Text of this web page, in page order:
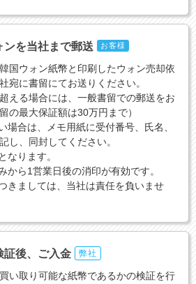
ンを当社まで郵送 お客様
国ウォン紙幣と印刷したウォン売却依
宛に書留にてお送りください。
える場合には、一般書留での郵送をお
の最大保証額は30万円まで）
合は、メモ用紙に受付番号、氏名、
し、同封してください。
なります。
ら1営業日後の消印が有効です。
きましては、当社は責任を負いませ
証後、ご入金 弊社
い取り可能な紙幣であるかの検証を行